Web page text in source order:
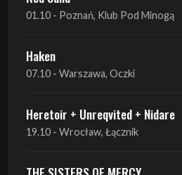
Heretoir + Unreqvited + Nidare
THE SISTERS OF MERCY
22.10 - Wrocław, A2 - Centrum
THE SISTERS OF MERCY